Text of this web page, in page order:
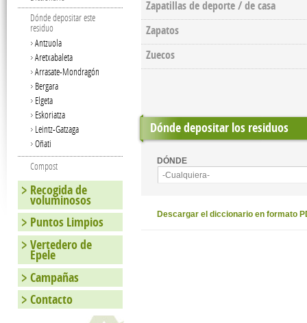
Zapatillas de deporte / de casa
Zapatos
Zuecos
Dónde depositar los residuos
DÓNDE
-Cualquiera-
Descargar el diccionario en formato
Dónde depositar este
residuo
Antzuola
Aretxabaleta
Arrasate-Mondragón
Bergara
Elgeta
Eskoriatza
Leintz-Gatzaga
Oñati
Compost
Recogida de
voluminosos
Puntos Limpios
Vertedero de
Epele
Campañas
Contacto